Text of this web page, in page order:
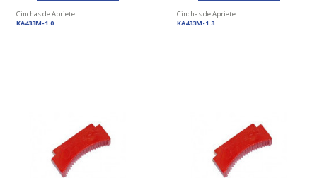
Cinchas de Apriete
KA433M-1.0
Cinchas de Apriete
KA433M-1.3